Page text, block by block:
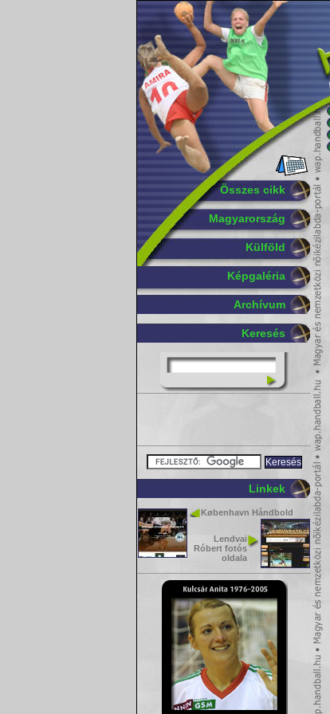
Összes cikk
Magyarország
Külföld
Képgaléria
Archívum
Keresés
Linkek
København Håndbold
Lendvai
Róbert fotós
oldala